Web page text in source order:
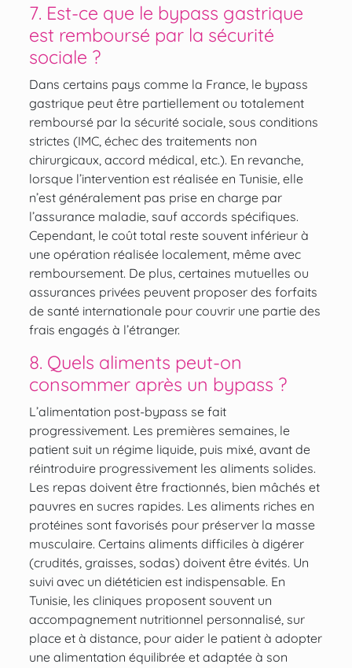
7. Est-ce que le bypass gastrique
est remboursé par la sécurité
sociale ?
Dans certains pays comme la France, le bypass
gastrique peut être partiellement ou totalement
remboursé par la sécurité sociale, sous conditions
strictes (IMC, échec des traitements non
chirurgicaux, accord médical, etc.). En revanche,
lorsque l’intervention est réalisée en Tunisie, elle
n’est généralement pas prise en charge par
l’assurance maladie, sauf accords spécifiques.
Cependant, le coût total reste souvent inférieur à
une opération réalisée localement, même avec
remboursement. De plus, certaines mutuelles ou
assurances privées peuvent proposer des forfaits
de santé internationale pour couvrir une partie des
frais engagés à l’étranger.
8. Quels aliments peut-on
consommer après un bypass ?
L’alimentation post-bypass se fait
progressivement. Les premières semaines, le
patient suit un régime liquide, puis mixé, avant de
réintroduire progressivement les aliments solides.
Les repas doivent être fractionnés, bien mâchés et
pauvres en sucres rapides. Les aliments riches en
protéines sont favorisés pour préserver la masse
musculaire. Certains aliments difficiles à digérer
(crudités, graisses, sodas) doivent être évités. Un
suivi avec un diététicien est indispensable. En
Tunisie, les cliniques proposent souvent un
accompagnement nutritionnel personnalisé, sur
place et à distance, pour aider le patient à adopter
une alimentation équilibrée et adaptée à son